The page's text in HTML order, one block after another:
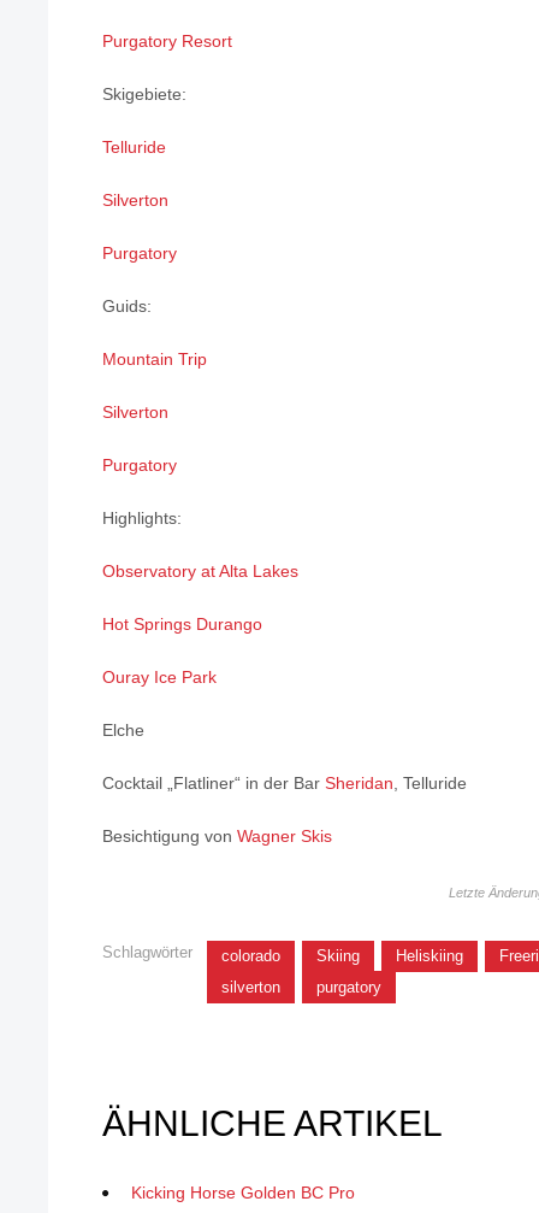
Purgatory Resort
Skigebiete:
Telluride
Silverton
Purgatory
Guids:
Mountain Trip
Silverton
Purgatory
Highlights:
Observatory at Alta Lakes
Hot Springs Durango
Ouray Ice Park
Elche
Cocktail „Flatliner“ in der Bar Sheridan , Telluride
Besichtigung von Wagner Skis
Letzte
Schlagwörter colorado Skiing Heliskiing
silverton
purgatory
ÄHNLICHE ARTIKEL
Kicking Horse Golden BC Pro